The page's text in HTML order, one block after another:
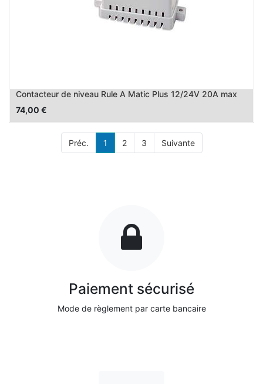
Contacteur de niveau Rule A Matic Plus 12/24V 20A max
74,00 €
Préc. 1 2 3 Suivante
Paiement sécurisé
Mode de règlement par carte bancaire